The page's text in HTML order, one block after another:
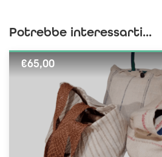
Potrebbe interessarti...
€65,00